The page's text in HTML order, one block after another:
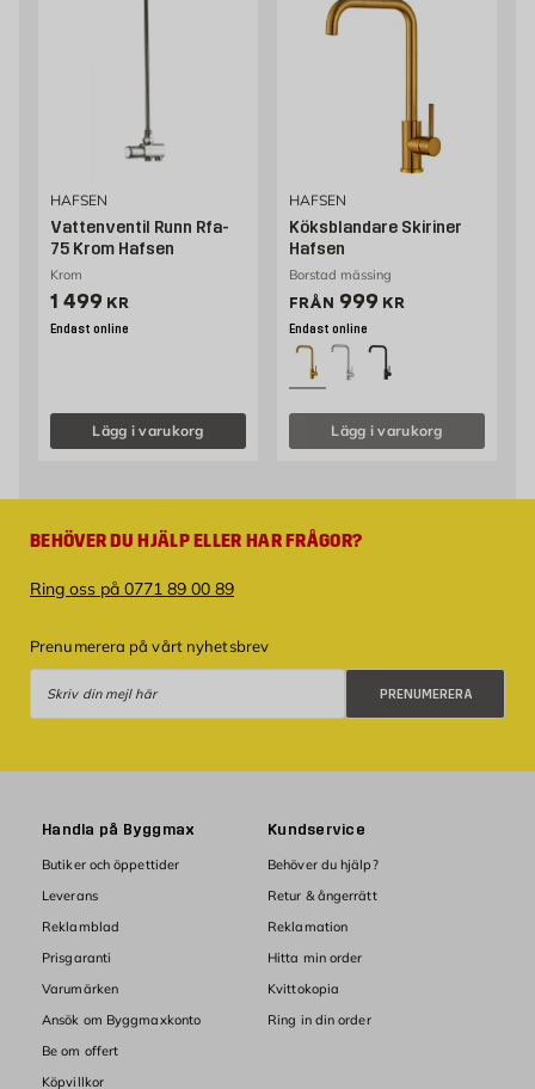
HAFSEN
Vattenventil Runn Rfa-
75 Krom Hafsen
Krom
Pris 1499 kr
1 499 KR
Endast online
Lägg i varukorg
HAFSEN
Köksblandare Skiriner
Hafsen
Borstad mässing
FRÅN Pris 999 kr
999 KR
Endast online
Lägg i varukorg
BEHÖVER DU HJÄLP ELLER HAR FRÅGOR?
Ring oss på 0771 89 00 89
Prenumerera på vårt nyhetsbrev
PRENUMERERA
Handla på Byggmax
Butiker och öppettider
Leverans
Reklamblad
Prisgaranti
Varumärken
Ansök om Byggmaxkonto
Be om offert
Köpvillkor
Kundservice
Behöver du hjälp?
Retur & ångerrätt
Reklamation
Hitta min order
Kvittokopia
Ring in din order